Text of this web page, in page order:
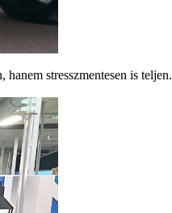
stresszmentesen is teljen.